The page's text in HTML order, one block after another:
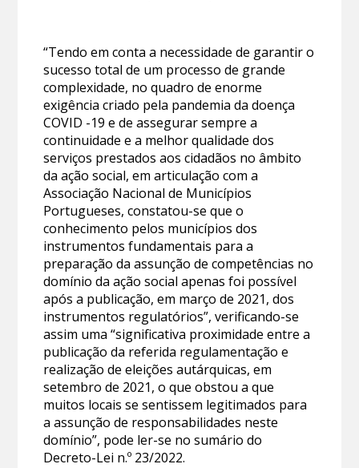
“Tendo em conta a necessidade de garantir o
sucesso total de um processo de grande
complexidade, no quadro de enorme
exigência criado pela pandemia da doença
COVID -19 e de assegurar sempre a
continuidade e a melhor qualidade dos
serviços prestados aos cidadãos no âmbito
da ação social, em articulação com a
Associação Nacional de Municípios
Portugueses, constatou-se que o
conhecimento pelos municípios dos
instrumentos fundamentais para a
preparação da assunção de competências no
domínio da ação social apenas foi possível
após a publicação, em março de 2021, dos
instrumentos regulatórios”, verificando-se
assim uma “significativa proximidade entre a
publicação da referida regulamentação e
realização de eleições autárquicas, em
setembro de 2021, o que obstou a que
muitos locais se sentissem legitimados para
a assunção de responsabilidades neste
domínio”, pode ler-se no sumário do
Decreto-Lei n.º 23/2022.